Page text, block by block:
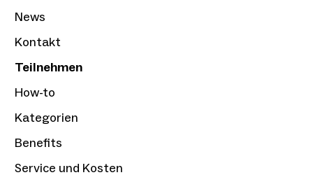
News
Kontakt
Teilnehmen
How-to
Kategorien
Benefits
Service und Kosten